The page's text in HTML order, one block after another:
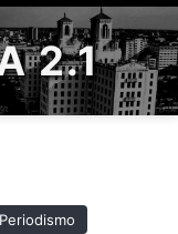
2.1
Periodismo